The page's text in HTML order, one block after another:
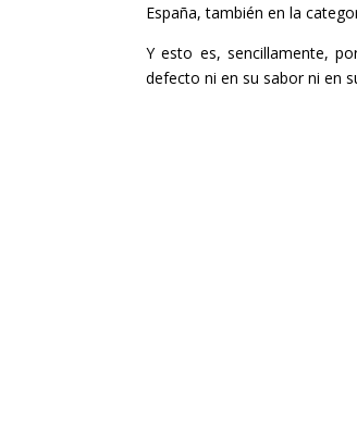
España, también en la
Y esto es, sencillamente,
defecto ni en su sabor ni en